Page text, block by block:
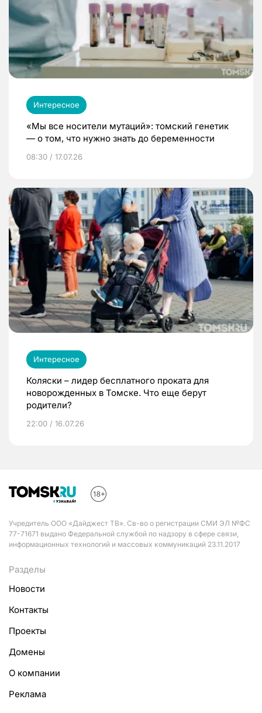
Интересное
«Мы все носители мутаций»: томский генетик
— о том, что нужно знать до беременности
08:30 / 17.07.26
Интересное
Коляски – лидер бесплатного проката для
новорожденных в Томске. Что еще берут
родители?
22:00 / 16.07.26
Учредитель ООО «Дайджест ТВ». Св-во о регистрации СМИ ЭЛ №ФС
77-71671 выдано Федеральной службой по надзору в сфере связи,
информационных технологий и массовых коммуникаций 23.11.2017
Разделы
Новости
Контакты
Проекты
Домены
О компании
Реклама